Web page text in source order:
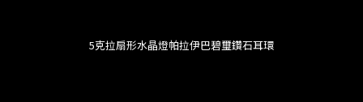
5克拉扇形水晶燈帕拉伊巴碧璽鑽石耳環